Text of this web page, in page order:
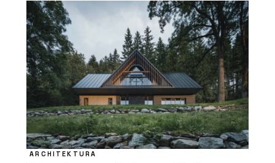
ARCHITEKTURA